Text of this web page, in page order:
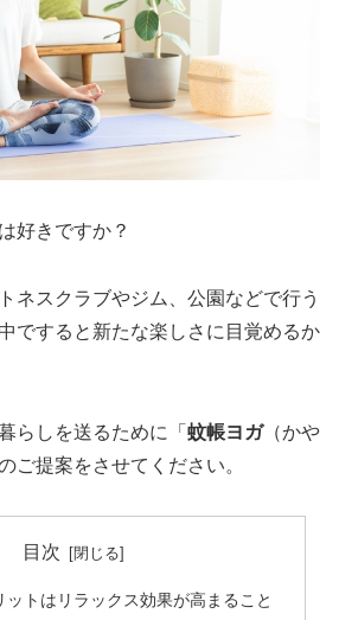
好きですか？
ネスクラブやジム、公園などで行う
ですると新たな楽しさに目覚めるか
らしを送るために「 蚊帳ヨガ（かや
ご提案をさせてください。
目次
ットはリラックス効果が高まること